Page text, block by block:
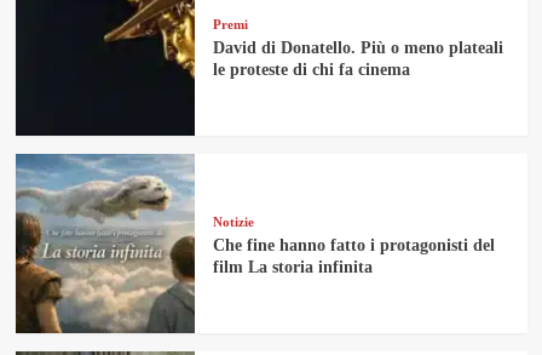
Premi
David di Donatello. Più o meno plateali
le proteste di chi fa cinema
Notizie
Che fine hanno fatto i protagonisti del
film La storia infinita